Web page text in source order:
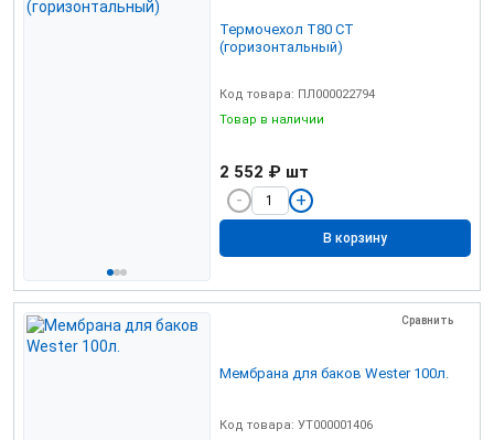
Термочехол Т80 СТ
(горизонтальный)
Код товара: ПЛ000022794
Товар в наличии
2 552 ₽ шт
В корзину
Сравнить
Мембрана для баков Wester 100л.
Код товара: УТ000001406